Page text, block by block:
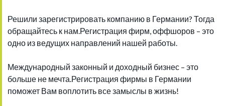
Решили зарегистрировать компанию в Германии? Тогда
обращайтесь к нам.Регистрация фирм, оффшоров – это
одно из ведущих направлений нашей работы.
Международный законный и доходный бизнес – это
больше не мечта.Регистрация фирмы в Германии
поможет Вам воплотить все замыслы в жизнь!